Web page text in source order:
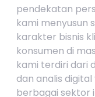
pendekatan
kami menyusun
karakter bisnis
konsumen di
kami terdiri dari
dan analis
berbagai sektor